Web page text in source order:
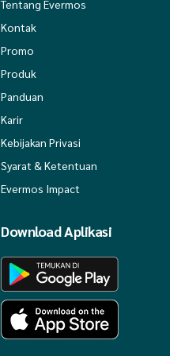
Tentang Evermos
Kontak
Promo
Produk
Panduan
Karir
Kebijakan Privasi
Syarat & Ketentuan
Evermos Impact
Download Aplikasi